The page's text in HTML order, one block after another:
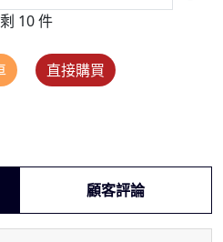
10 件
直接購買
顧客評論